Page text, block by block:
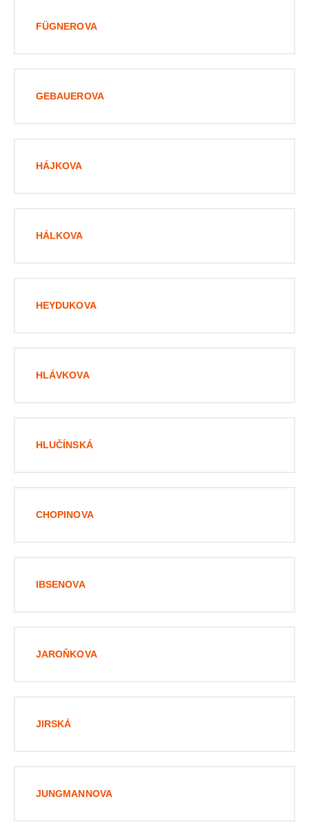
FÜGNEROVA
GEBAUEROVA
HÁJKOVA
HÁLKOVA
HEYDUKOVA
HLÁVKOVA
HLUČÍNSKÁ
CHOPINOVA
IBSENOVA
JAROŇKOVA
JIRSKÁ
JUNGMANNOVA